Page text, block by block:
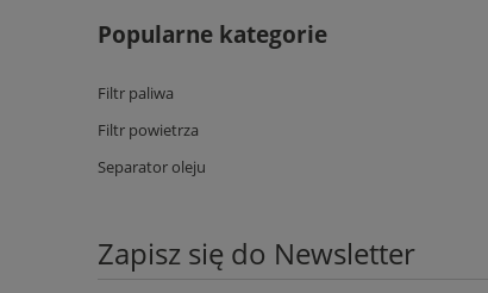
Popularne kategorie
Filtr paliwa
Filtr powietrza
Separator oleju
Zapisz się do Newsletter